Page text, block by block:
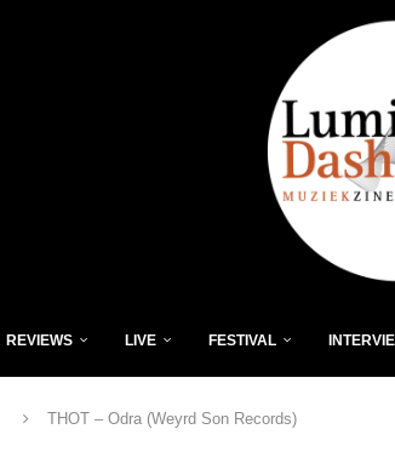
REVIEWS LIVE FESTIVAL
THOT – Odra (Weyrd Son Records)